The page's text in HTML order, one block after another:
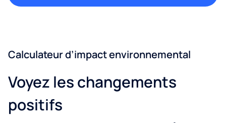
Calculateur d’impact environnemental
Voyez les changements
positifs